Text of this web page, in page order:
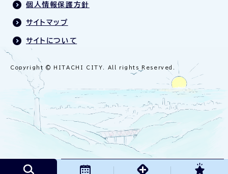
個人情報保護方針
サイトマップ
サイトについて
Copyright © HITACHI CITY. All rights Reserved.